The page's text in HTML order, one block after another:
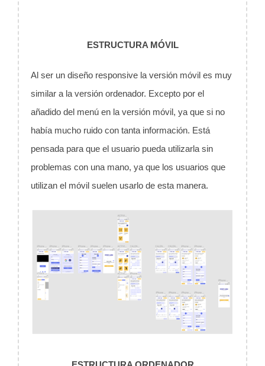
ESTRUCTURA MÓVIL
Al ser un diseño responsive la versión móvil es muy
similar a la versión ordenador. Excepto por el
añadido del menú en la versión móvil, ya que si no
había mucho ruido con tanta información. Está
pensada para que el usuario pueda utilizarla sin
problemas con una mano, ya que los usuarios que
utilizan el móvil suelen usarlo de esta manera.